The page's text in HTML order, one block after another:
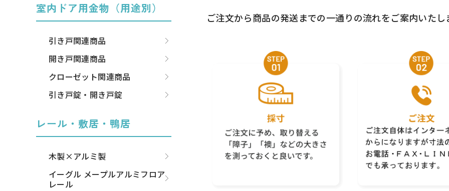
ご注文から商品の発送までの一通りの流れをご案内いたし
室内ドア用金物（用途別）
引き戸関連商品
開き戸関連商品
クローゼット関連商品
引き戸錠・開き戸錠
レール・敷居・鴨居
木製×アルミ製
イーグル メープルアルミフロア
レール